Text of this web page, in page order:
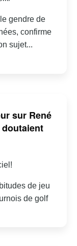
gendre de
confirme
sujet...
sur René
de jeu
de golf